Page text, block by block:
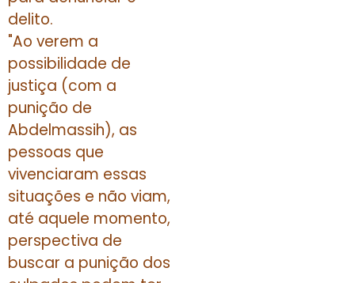
delito.
"Ao verem a
possibilidade de
justiça (com a
punição de
Abdelmassih), as
pessoas que
vivenciaram essas
situações e não viam,
até aquele momento,
perspectiva de
buscar a punição dos